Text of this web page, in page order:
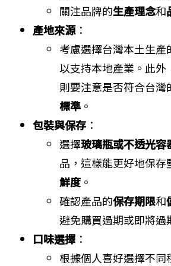
關注品牌的生產理念和
產地來源：
考慮選擇台灣本土生產
以支持本地產業。此外
則要注意是否符合台灣
標準 。
包裝與保存 ：
選擇玻璃瓶或不透光容
品，這樣能更好地保存
鮮度 。
確認產品的保存期限和
避免購買過期或即將過
口味選擇 ：
根據個人喜好選擇不同